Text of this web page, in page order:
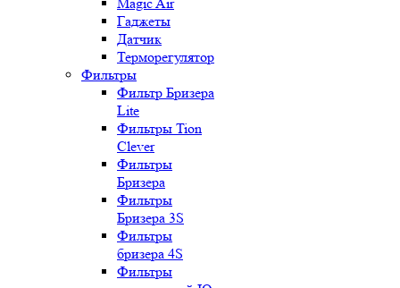
Гаджеты
Датчик
Терморегулятор
Фильтры
Фильтр Бризера
Lite
Фильтры Tion
Clever
Фильтры
Бризера
Фильтры
Бризера 3S
Фильтры
бризера 4S
Фильтры